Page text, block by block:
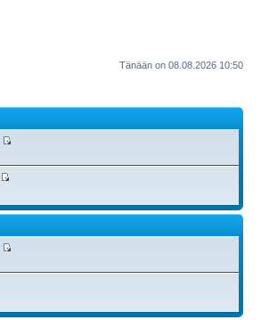
Tänään on 08.08.2026 10:50